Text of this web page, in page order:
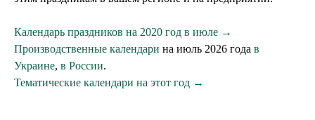
Календарь праздников на 2020 год в июле →
Производственные календари на июль 2026 года в
Украине, в России.
Тематические календари на этот год →